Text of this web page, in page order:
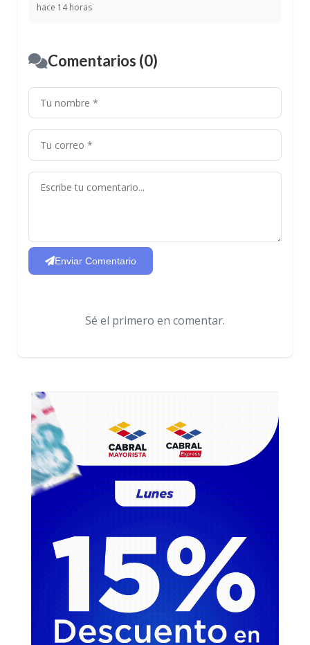
hace 14 horas
Comentarios (0)
Enviar Comentario
Sé el primero en comentar.